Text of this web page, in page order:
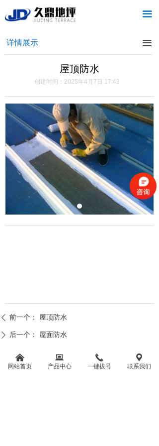
끀
首页
新闻中心
产品中心
联系我们
访客留言
常见问题
服务流程
客户服务
屋顶防水
创建时间： 2025年4月7日 17:43
详情展示 끀
ꄴ 前一个： 屋顶防水
ꄲ 后一个： 屋面防水
联系我们
낀
网站首页
뀵
产品中心
끅
一键拔号
끇
联系我们